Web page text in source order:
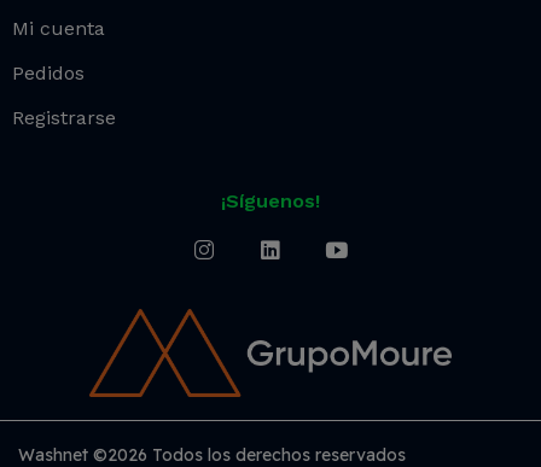
Mi cuenta
Pedidos
Registrarse
¡Síguenos!
Washnet ©2026 Todos los derechos reservados